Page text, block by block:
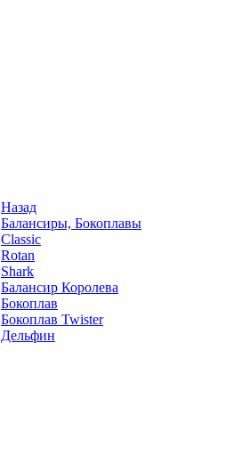
Назад
Балансиры, Бокоплавы
Classic
Rotan
Shark
Балансир Королева
Бокоплав
Бокоплав Twister
Дельфин